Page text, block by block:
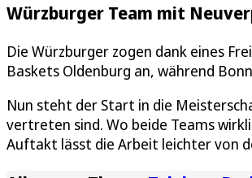
Würzburger Team mit
Die Würzburger zogen dank eines
Baskets Oldenburg an, während
Nun steht der Start in die
vertreten sind. Wo beide Teams
Auftakt lässt die Arbeit leichter von